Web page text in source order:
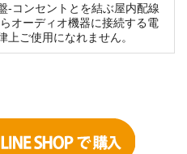
-コンセントとを結ぶ屋内配線
オーディオ機器に接続する電
上ご使用になれません。